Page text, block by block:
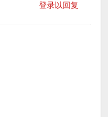
登录以回复